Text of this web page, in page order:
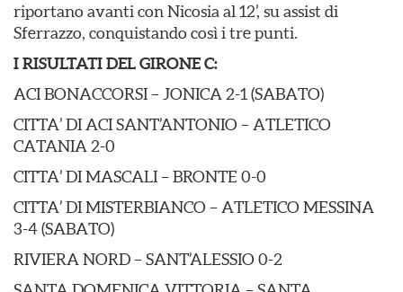
riportano avanti con Nicosia al 12’, su assist di
Sferrazzo, conquistando così i tre punti.
I RISULTATI DEL GIRONE C:
ACI BONACCORSI – JONICA 2-1 (SABATO)
CITTA’ DI ACI SANT’ANTONIO – ATLETICO
CATANIA 2-0
CITTA’ DI MASCALI – BRONTE 0-0
CITTA’ DI MISTERBIANCO – ATLETICO MESSINA
3-4 (SABATO)
RIVIERA NORD – SANT’ALESSIO 0-2